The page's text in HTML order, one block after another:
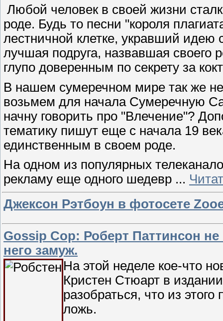
Любой человек в своей жизни
роде. Будь то песни "короля
лестничной клетке, укравший идею
лучшая подруга, назвавшая
глупо доверенным по секрету за
В нашем сумеречном мире так же
возьмем для начала Сумеречную
начну говорить про "Влечение"?
тематику пишут еще с начала 19
единственным в своем роде.
На одном из популярных
рекламу еще одного шедевр ...
Джексон Рэтбоун в фотосете
Gossip Cop: Роберт Паттинсон
него замуж.
На этой неделе кое-что
Кристен Стюарт в
разобраться, что из
ложь.